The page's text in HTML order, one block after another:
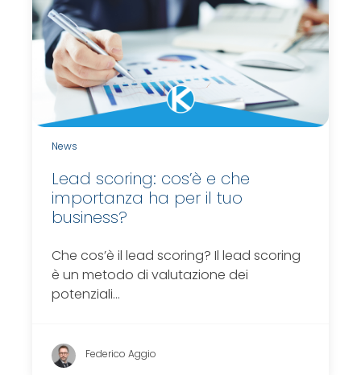
News
Lead scoring: cos’è e che
importanza ha per il tuo
business?
Che cos’è il lead scoring? Il lead scoring
è un metodo di valutazione dei
potenziali…
Federico Aggio